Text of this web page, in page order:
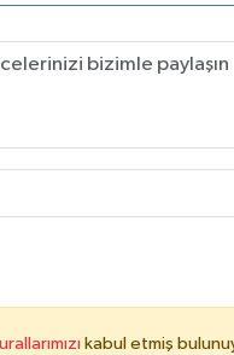
kabul etmiş